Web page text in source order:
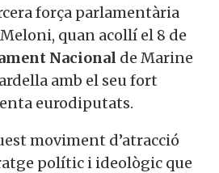
força parlamentària
quan acollí el 8 de
Nacional de Marine
amb el seu fort
eurodiputats.
moviment d’atracció
polític i ideològic que